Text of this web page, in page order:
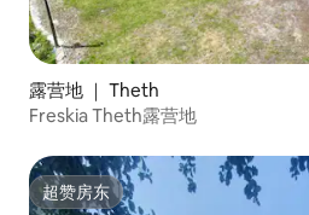
露营地 ｜ Theth
Freskia Theth露营地
超赞房东
超赞房东